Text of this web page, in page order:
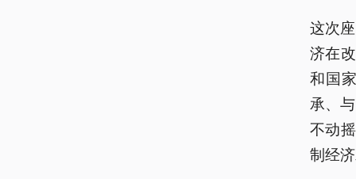
这次
济在
和国
承、
不动
制经